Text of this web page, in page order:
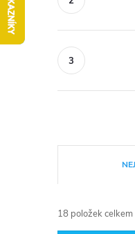
a18 položek celkem